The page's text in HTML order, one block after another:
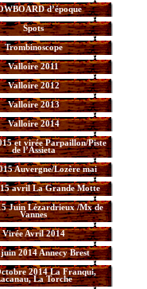
d’époque
Spots
Trombinoscope
Valloire 2011
Valloire 2012
Valloire 2013
Valloire 2014
et virée Parpaillon/Piste
de l’Assieta
Auvergne/Lozère mai
avril La Grande Motte
Juin Lézardrieux /Mx de
Vannes
Virée Avril 2014
2014 Annecy Brest
2014 La Franqui,
La Torche